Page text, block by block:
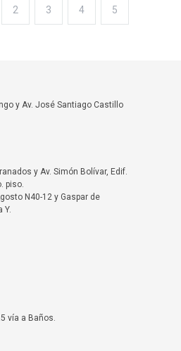
2 3 4 5
y Av. José Santiago Castillo
y Av. Simón Bolívar, Edif.
piso.
N40-12 y Gaspar de
Y.
vía a Baños.